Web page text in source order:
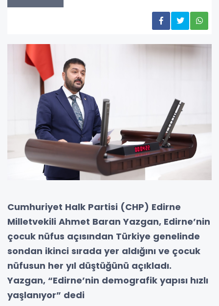
Cumhuriyet Halk Partisi (CHP) Edirne
Milletvekili Ahmet Baran Yazgan, Edirne’nin
çocuk nüfus açısından Türkiye genelinde
sondan ikinci sırada yer aldığını ve çocuk
nüfusun her yıl düştüğünü açıkladı.
Yazgan, “Edirne’nin demografik yapısı hızlı
yaşlanıyor” dedi